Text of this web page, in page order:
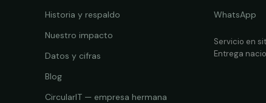
Historia y respaldo
Nuestro impacto
Datos y cifras
Blog
CircularIT — empresa hermana
WhatsApp
Servicio en
Entrega